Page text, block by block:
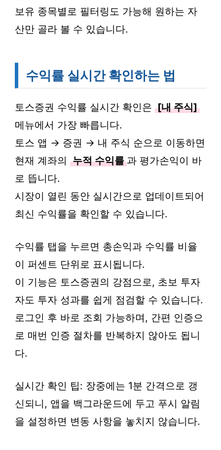
보유 종목별로 필터링도 가능해 원하는 자
산만 골라 볼 수 있습니다.
수익률 실시간 확인하는 법
토스증권 수익률 실시간 확인은 [내 주식]
메뉴에서 가장 빠릅니다.
토스 앱 → 증권 → 내 주식 순으로 이동하면
현재 계좌의 누적 수익률 과 평가손익이 바
로 뜹니다.
시장이 열린 동안 실시간으로 업데이트되어
최신 수익률을 확인할 수 있습니다.
수익률 탭을 누르면 총손익과 수익률 비율
이 퍼센트 단위로 표시됩니다.
이 기능은 토스증권의 강점으로, 초보 투자
자도 투자 성과를 쉽게 점검할 수 있습니다.
로그인 후 바로 조회 가능하며, 간편 인증으
로 매번 인증 절차를 반복하지 않아도 됩니
다.
실시간 확인 팁: 장중에는 1분 간격으로 갱
신되니, 앱을 백그라운드에 두고 푸시 알림
을 설정하면 변동 사항을 놓치지 않습니다.